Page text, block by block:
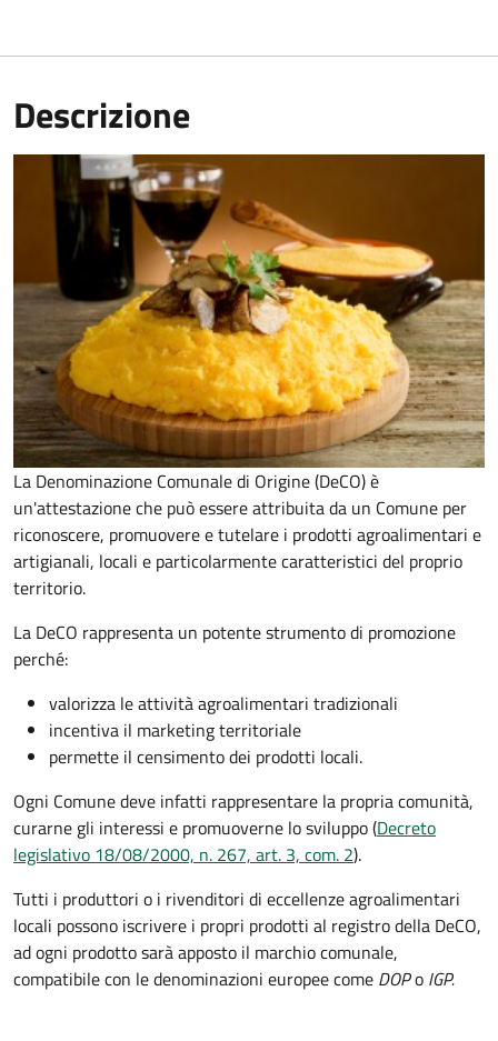
Descrizione
La Denominazione Comunale di Origine (DeCO) è
un'attestazione che può essere attribuita da un Comune per
riconoscere, promuovere e tutelare i prodotti agroalimentari e
artigianali, locali e particolarmente caratteristici del proprio
territorio.
La DeCO rappresenta un potente strumento di promozione
perché:
valorizza le attività agroalimentari tradizionali
incentiva il marketing territoriale
permette il censimento dei prodotti locali.
Ogni Comune deve infatti rappresentare la propria comunità,
curarne gli interessi e promuoverne lo sviluppo (Decreto
legislativo 18/08/2000, n. 267, art. 3, com. 2).
Tutti i produttori o i rivenditori di eccellenze agroalimentari
locali possono iscrivere i propri prodotti al registro della DeCO,
ad ogni prodotto sarà apposto il marchio comunale,
compatibile con le denominazioni europee come DOPo IGP.